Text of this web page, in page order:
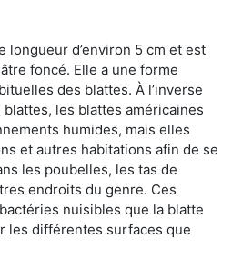
longueur d’environ 5 cm et est
foncé. Elle a une forme
des blattes. À l’inverse
les blattes américaines
humides, mais elles
et autres habitations afin de se
les poubelles, les tas de
endroits du genre. Ces
nuisibles que la blatte
les différentes surfaces que